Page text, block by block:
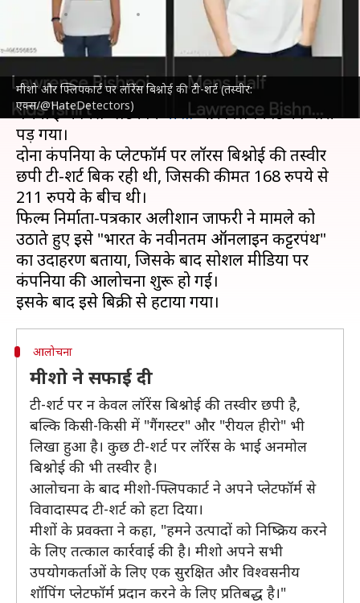
मीशो और फ्लिपकार्ट पर लॉरेंस बिश्नोई की टी-शर्ट (तस्वीर:
एक्स/@HateDetectors)
गजेंद्र Nov 05, 2024
जेल में बंद गैंगस्टरलॉरेंस बिश्नोईकी तस्वीर वाली टी-शर्ट
बेचना ई-कॉमर्स प्लेटफॉर्ममीशोऔर फ्लिपकार्ट को भारी
पड़ गया।
दोनों कंपनियों के प्लेटफॉर्म पर लॉरेंस बिश्नोई की तस्वीर
छपी टी-शर्ट बिक रही थी, जिसकी कीमत 168 रुपये से
211 रुपये के बीच थी।
फिल्म निर्माता-पत्रकार अलीशान जाफरी ने मामले को
उठाते हुए इसे "भारत के नवीनतम ऑनलाइन कट्टरपंथ"
का उदाहरण बताया, जिसके बाद सोशल मीडिया पर
कंपनियों की आलोचना शुरू हो गई।
आलोचना
मीशो ने सफाई दी
टी-शर्ट पर न केवल लॉरेंस बिश्नोई की तस्वीर छपी है,
बल्कि किसी-किसी में "गैंगस्टर" और "रीयल हीरो" भी
लिखा हुआ है। कुछ टी-शर्ट पर लॉरेंस के भाई अनमोल
बिश्नोई की भी तस्वीर है।
आलोचना के बाद मीशो-फ्लिपकार्ट ने अपने प्लेटफॉर्म से
विवादास्पद टी-शर्ट को हटा दिया।
मीशों के प्रवक्ता ने कहा, "हमने उत्पादों को निष्क्रिय करने
के लिए तत्काल कार्रवाई की है। मीशो अपने सभी
उपयोगकर्ताओं के लिए एक सुरक्षित और विश्वसनीय
शॉपिंग प्लेटफॉर्म प्रदान करने के लिए प्रतिबद्ध है।"